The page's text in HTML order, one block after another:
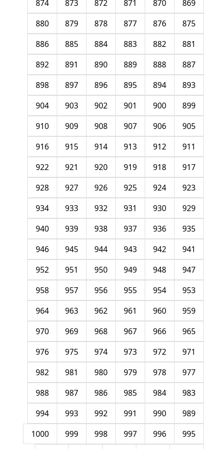
869
870
871
872
873
874
875
876
877
878
879
880
881
882
883
884
885
886
887
888
889
890
891
892
893
894
895
896
897
898
899
900
901
902
903
904
905
906
907
908
909
910
911
912
913
914
915
916
917
918
919
920
921
922
923
924
925
926
927
928
929
930
931
932
933
934
935
936
937
938
939
940
941
942
943
944
945
946
947
948
949
950
951
952
953
954
955
956
957
958
959
960
961
962
963
964
965
966
967
968
969
970
971
972
973
974
975
976
977
978
979
980
981
982
983
984
985
986
987
988
989
990
991
992
993
994
995
996
997
998
999
1000